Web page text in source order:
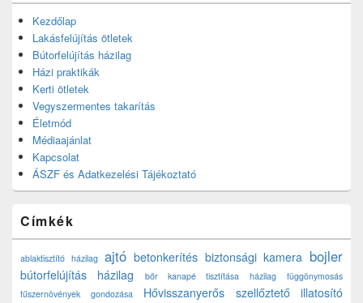
Kezdőlap
Lakásfelújítás ötletek
Bútorfelújítás házilag
Házi praktikák
Kerti ötletek
Vegyszermentes takarítás
Életmód
Médiaajánlat
Kapcsolat
ÁSZF és Adatkezelési Tájékoztató
Címkék
ablaktisztító házilag ajtó betonkerítés biztonsági kamera bojler
bútorfelújítás házilag bőr kanapé tisztítása házilag
függönymosás
fűszernövények gondozása
Hővisszanyerős szellőztető
illatosító